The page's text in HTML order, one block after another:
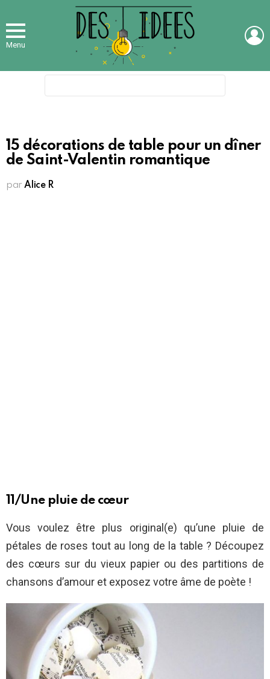
Menu
15 décorations de table pour un dîner
de Saint-Valentin romantique
par Alice R
11/Une pluie de cœur
Vous voulez être plus original(e) qu’une pluie de
pétales de roses tout au long de la table ? Découpez
des cœurs sur du vieux papier ou des partitions de
chansons d’amour et exposez votre âme de poète !